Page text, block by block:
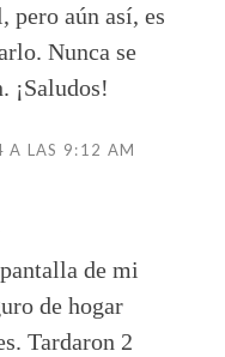
pero aún así, es
Nunca se
¡Saludos!
A LAS 9:12 AM
de mi
de hogar
Tardaron 2